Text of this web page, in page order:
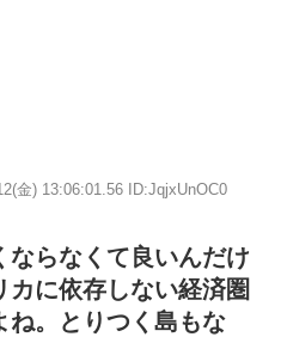
金) 13:06:01.56 ID:JqjxUnOC0
ならなくて良いんだけ
カに依存しない経済圏
ね。とりつく島もな